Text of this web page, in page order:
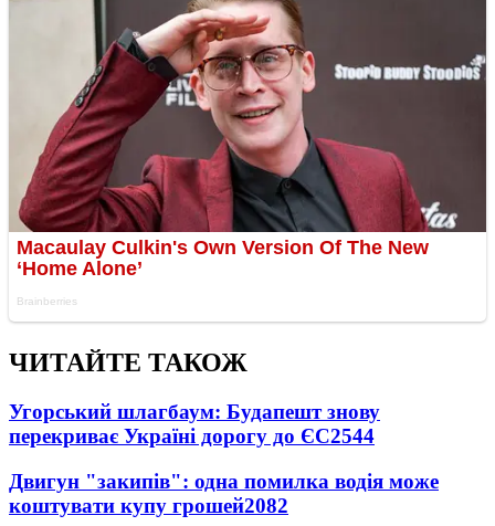
ЧИТАЙТЕ ТАКОЖ
Угорський шлагбаум: Будапешт знову
перекриває Україні дорогу до ЄС2544
Двигун "закипів": одна помилка водія може
коштувати купу грошей2082